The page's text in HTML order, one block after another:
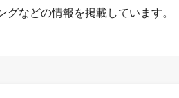
などの情報を掲載しています。